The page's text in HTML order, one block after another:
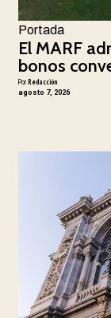
Portada
El MARF
bonos
PorRedacción
agosto 7, 2026